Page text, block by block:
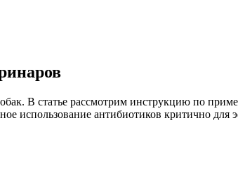
В статье рассмотрим инструкцию по
использование антибиотиков критично для